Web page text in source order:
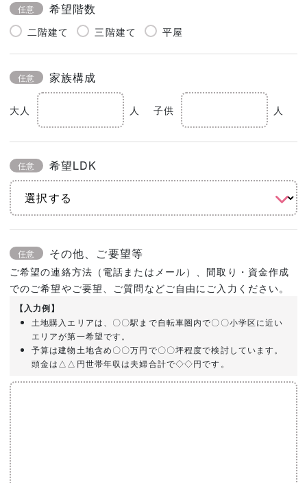
任意 希望階数
二階建て 三階建て 平屋
任意 家族構成
大人 人 子供 人
任意 希望LDK
任意 その他、ご要望等
ご希望の連絡方法（電話またはメール）、間取り・資金作成
でのご希望やご要望、ご質問などご自由にご入力ください。
【入力例】
土地購入エリアは、〇〇駅まで自転車圏内で〇〇小学区に近い
エリアが第一希望です。
予算は建物土地含め〇〇万円で〇〇坪程度で検討しています。
頭金は△△円世帯年収は夫婦合計で◇◇円です。